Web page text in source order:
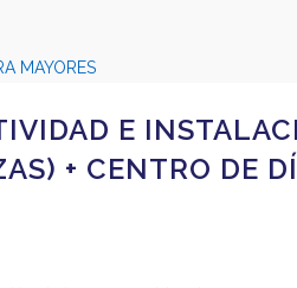
E
+ CENTRO DE